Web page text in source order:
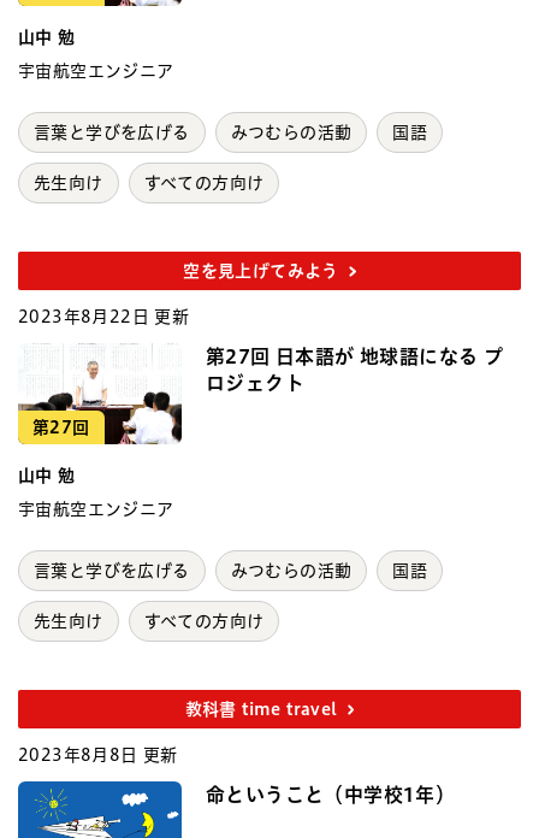
山中 勉
宇宙航空エンジニア
言葉と学びを広げる みつむらの活動 国語
先生向け すべての方向け
空を見上げてみよう
2023年8月22日 更新
第27回
第27回 日本語が 地球語になる プ
ロジェクト
山中 勉
宇宙航空エンジニア
言葉と学びを広げる みつむらの活動 国語
先生向け すべての方向け
教科書 time travel
2023年8月8日 更新
命ということ（中学校1年）